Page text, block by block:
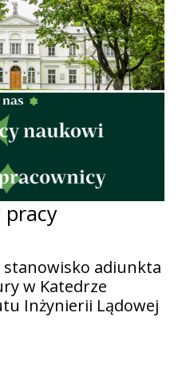
pracy
adiunkta
w Katedrze
Inżynierii Lądowej